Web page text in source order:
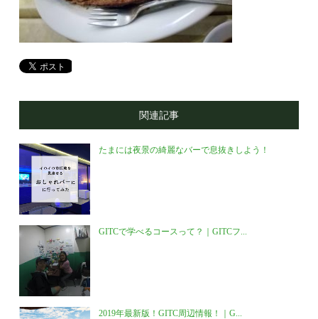
関連記事
たまには夜景の綺麗なバーで息抜きしよう！
GITCで学べるコースって？｜GITCフ...
2019年最新版！GITC周辺情報！｜G...